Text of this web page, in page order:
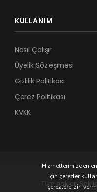
KULLANIM
Nasıl Çalışır
Üyelik Sözleşmesi
Gizlilik Politikası
Çerez Politikası
KVKK
Tüm hakları
Hizmetlerimizden
için çerezler
çerezlere izin